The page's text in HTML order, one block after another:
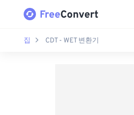
집 CDT - WET 변환기